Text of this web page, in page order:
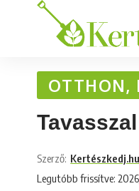
OTTHON,
Legutóbb frissítve:
Szerző: Kertészkedj.hu